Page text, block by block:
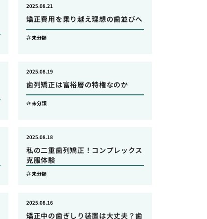
矯正費用を乗り越え理想の歯並びへ
2025.08.21
未分類
歯列矯正は富裕層の特権なのか
2025.08.19
未分類
私の二重歯列矯正！コンプレックス
克服体験
2025.08.18
未分類
矯正中の歯ぎしり装置は大丈夫？歯
2025.08.16